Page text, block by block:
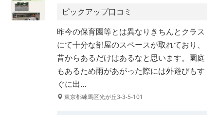
ピックアップ口コミ
昨今の保育園等とは異なりきちんとクラス
にて十分な部屋のスペースが取れており、
昔からあるだけはあるなと思います。園庭
もあるため雨があがった際には外遊びもす
ぐに出…
東京都練馬区光が丘3-3-5-101